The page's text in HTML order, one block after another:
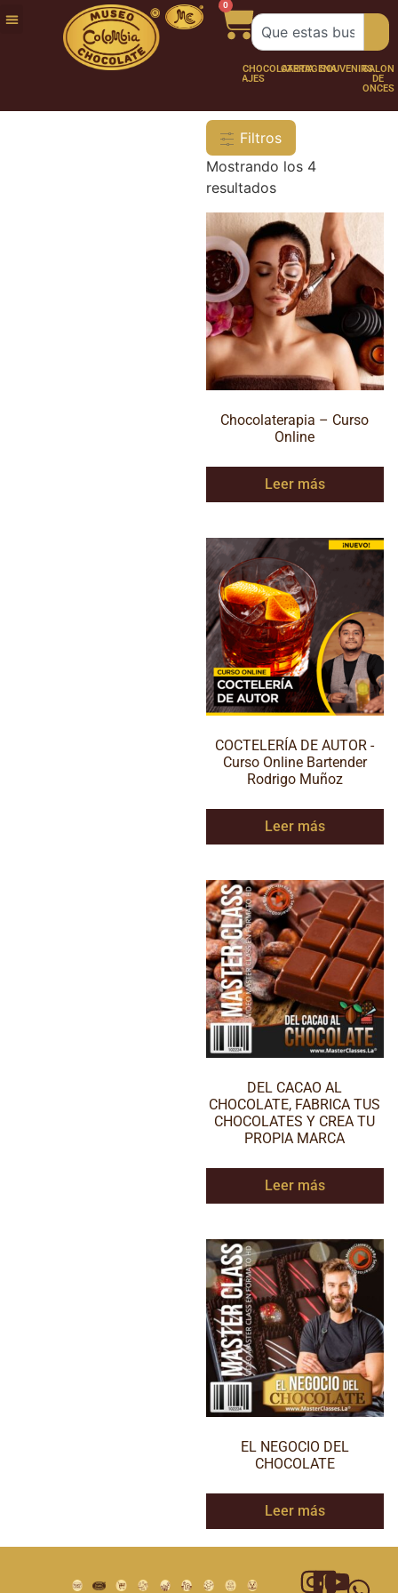
0
FUNDACIÓNNUESTRA
PERSONAJES
CHOCOLATERÍA
CARTAGENASOUVENIRSSALÓN
DE
ONCES
Filtros
Mostrando los 4
resultados
Chocolaterapia – Curso
Online
Leer más
COCTELERÍA DE AUTOR -
Curso Online Bartender
Rodrigo Muñoz
Leer más
DEL CACAO AL
CHOCOLATE, FABRICA TUS
CHOCOLATES Y CREA TU
PROPIA MARCA
Leer más
EL NEGOCIO DEL
CHOCOLATE
Leer más